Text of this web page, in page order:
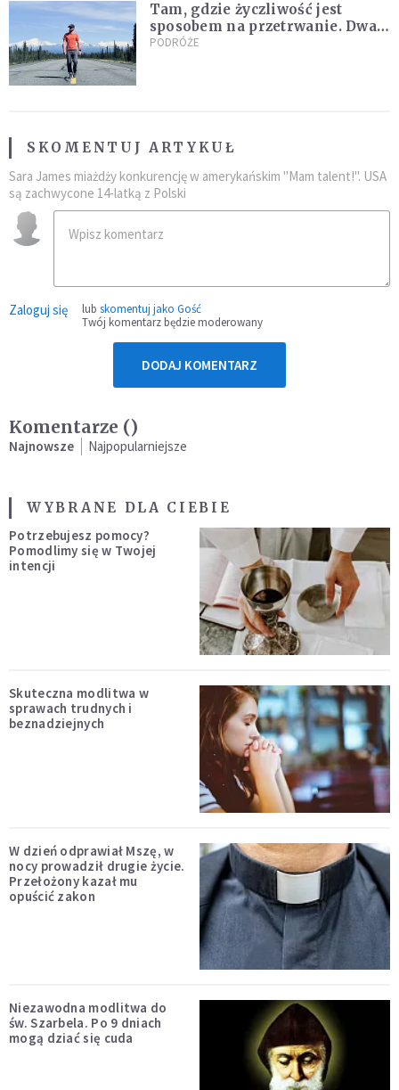
Tam, gdzie życzliwość jest
sposobem na przetrwanie. Dwa
tygodnie na Alasce [REPORTAŻ]
PODRÓŻE
SKOMENTUJ ARTYKUŁ
Sara James miażdży konkurencję w amerykańskim "Mam talent!". USA
są zachwycone 14-latką z Polski
Zaloguj się lub skomentuj jako Gość
Twój komentarz będzie moderowany
DODAJ KOMENTARZ
Komentarze ()
Najnowsze Najpopularniejsze
WYBRANE DLA CIEBIE
Potrzebujesz pomocy?
Pomodlimy się w Twojej
intencji
Skuteczna modlitwa w
sprawach trudnych i
beznadziejnych
W dzień odprawiał Mszę, w
nocy prowadził drugie życie.
Przełożony kazał mu
opuścić zakon
Niezawodna modlitwa do
św. Szarbela. Po 9 dniach
mogą dziać się cuda